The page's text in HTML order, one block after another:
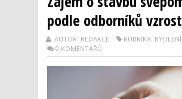
podle odborníků
AUTOR: REDAKCE
RUBRIKA: BYDLENÍ
0 KOMENTÁŘŮ